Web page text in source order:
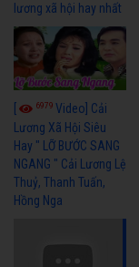
lương xã hội hay nhất
6979 Video] Cải
Lương Xã Hội Siêu
Hay " LỠ BƯỚC SANG
NGANG " Cải Lương Lệ
Thuỷ, Thanh Tuấn,
Hồng Nga